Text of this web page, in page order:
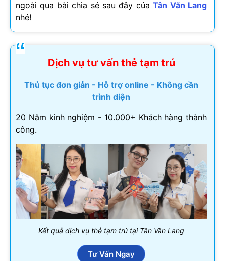
ngoài qua bài chia sẻ sau đây củaTân Văn Lang
nhé!
Dịch vụ tư vấn thẻ tạm trú
Thủ tục đơn giản - Hỗ trợ online - Không cần
trình diện
20 Năm kinh nghiệm - 10.000+ Khách hàng thành
công.
Kết quả dịch vụ thẻ tạm trú tại Tân Văn Lang
Tư Vấn Ngay